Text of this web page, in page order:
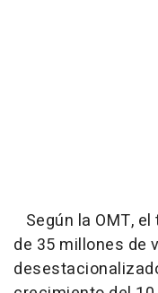
Según la OMT,
de 35 millones de